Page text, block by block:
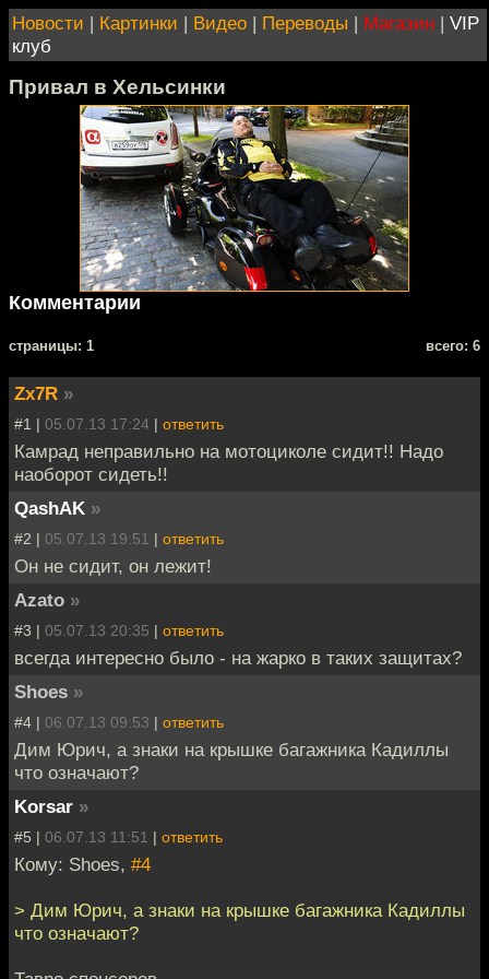
Новости | Картинки | Видео | Переводы | Магазин | VIP
клуб
Привал в Хельсинки
Комментарии
cтраницы: 1 всего: 6
Zx7R »
#1 | 05.07.13 17:24 | ответить
Камрад неправильно на мотоциколе сидит!! Надо
наоборот сидеть!!
QashAK »
#2 | 05.07.13 19:51 | ответить
Он не сидит, он лежит!
Azato »
#3 | 05.07.13 20:35 | ответить
всегда интересно было - на жарко в таких защитах?
Shoes »
#4 | 06.07.13 09:53 | ответить
Дим Юрич, а знаки на крышке багажника Кадиллы
что означают?
Korsar »
#5 | 06.07.13 11:51 | ответить
Кому: Shoes, #4
> Дим Юрич, а знаки на крышке багажника Кадиллы
что означают?